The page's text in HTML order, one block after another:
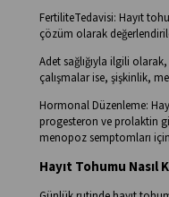
FertiliteTedavisi: Hayıt
çözüm olarak
Adet sağlığıyla ilgili
çalışmalar ise, şişkinlik,
Hormonal Düzenleme:
progesteron ve prolaktin
menopoz semptomları
Hayıt Tohumu Nasıl